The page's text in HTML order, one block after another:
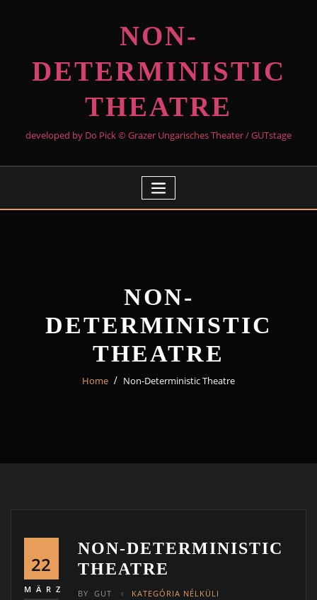
NON-
DETERMINISTIC
THEATRE
developed by Do Pick © Grazer Ungarisches Theater / GUTstage
NON-
DETERMINISTIC
THEATRE
Home Non-Deterministic Theatre
22
MÄRZ
NON-DETERMINISTIC
THEATRE
BY GUT KATEGÓRIA NÉLKÜLI